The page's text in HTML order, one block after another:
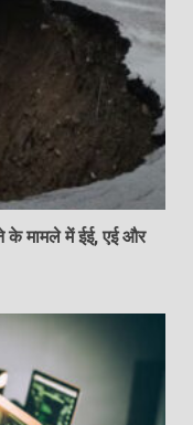
के मामले में ईई, एई और